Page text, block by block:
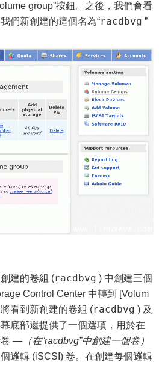
group”按鈕。之後，我們會看
們新創建的這個名為“racdbvg ”
建的卷組 (racdbvg ) 中創建三個
Control Center 中轉到 [Volum
看到新創建的卷組 (racdbvg ) 及
底部還提供了一個選項，用於在
卷 —（在“racdbvg”中創建一個卷）
邏輯 (iSCSI) 卷。在創建每個邏輯